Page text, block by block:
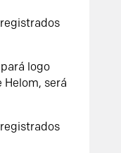
logo
Helom, será